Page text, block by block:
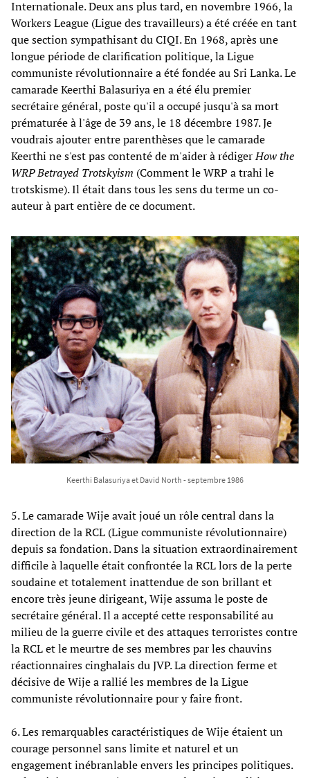
Internationale. Deux ans plus tard, en novembre 1966, la
Workers League (Ligue des travailleurs) a été créée en tant
que section sympathisant du CIQI. En 1968, après une
longue période de clarification politique, la Ligue
communiste révolutionnaire a été fondée au Sri Lanka. Le
camarade Keerthi Balasuriya en a été élu premier
secrétaire général, poste qu'il a occupé jusqu'à sa mort
prématurée à l'âge de 39 ans, le 18 décembre 1987. Je
voudrais ajouter entre parenthèses que le camarade
Keerthi ne s'est pas contenté de m'aider à rédigerHow the
WRP Betrayed Trotskyism (Comment le WRP a trahi le
trotskisme). Il était dans tous les sens du terme un co-
auteur à part entière de ce document.
Keerthi Balasuriya et David North - septembre 1986
5. Le camarade Wije avait joué un rôle central dans la
direction de la RCL (Ligue communiste révolutionnaire)
depuis sa fondation. Dans la situation extraordinairement
difficile à laquelle était confrontée la RCL lors de la perte
soudaine et totalement inattendue de son brillant et
encore très jeune dirigeant, Wije assuma le poste de
secrétaire général. Il a accepté cette responsabilité au
milieu de la guerre civile et des attaques terroristes contre
la RCL et le meurtre de ses membres par les chauvins
réactionnaires cinghalais du JVP. La direction ferme et
décisive de Wije a rallié les membres de la Ligue
communiste révolutionnaire pour y faire front.
6. Les remarquables caractéristiques de Wije étaient un
courage personnel sans limite et naturel et un
engagement inébranlable envers les principes politiques.